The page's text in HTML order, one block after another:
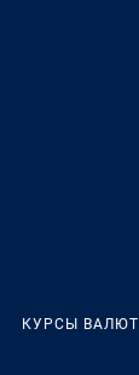
КУРСЫ ВАЛЮТ